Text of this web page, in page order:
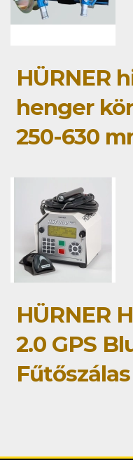
HÜRNER
henger
250-630
HÜRNER
2.0 GPS